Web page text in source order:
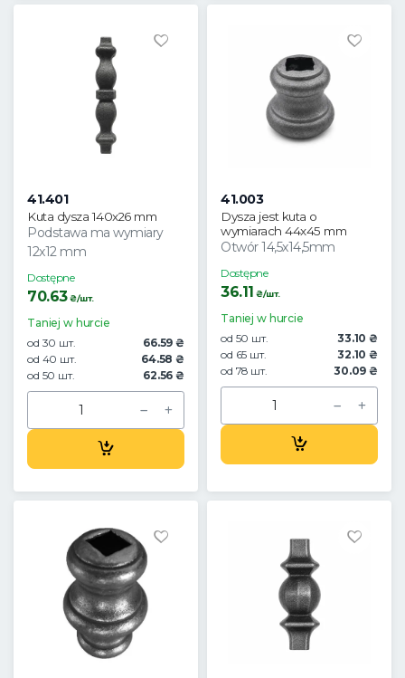
41.401
Kuta dysza 140x26 mm
Podstawa ma wymiary
12x12 mm
Dostępne
70.63₴/шт.
Taniej w hurcie
od 30 шт.
66.59 ₴
od 40 шт.
64.58 ₴
od 50 шт.
62.56 ₴
41.003
Dysza jest kuta o
wymiarach 44x45 mm
Otwór 14,5x14,5mm
Dostępne
36.11 ₴/шт.
Taniej w hurcie
od 50 шт.
33.10 ₴
od 65 шт.
32.10 ₴
od 78 шт.
30.09 ₴